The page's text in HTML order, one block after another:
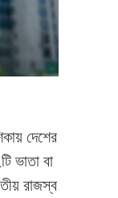
দেশের
ভাতা বা
রাজস্ব